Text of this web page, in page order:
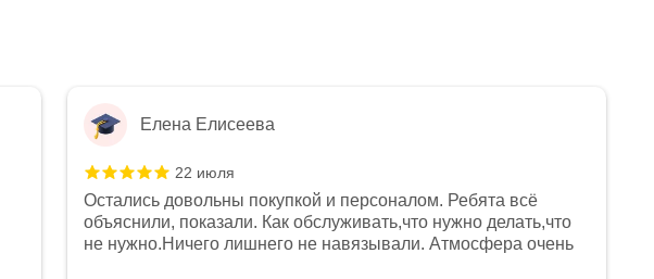
Елена Елисеева
22 июля
Остались довольны покупкой и персоналом. Ребята всё
объяснили, показали. Как обслуживать,что нужно делать,что
не нужно.Ничего лишнего не навязывали. Атмосфера очень